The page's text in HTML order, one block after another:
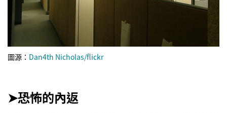
圖源： Dan4th Nicholas/flickr
➤恐怖的內返